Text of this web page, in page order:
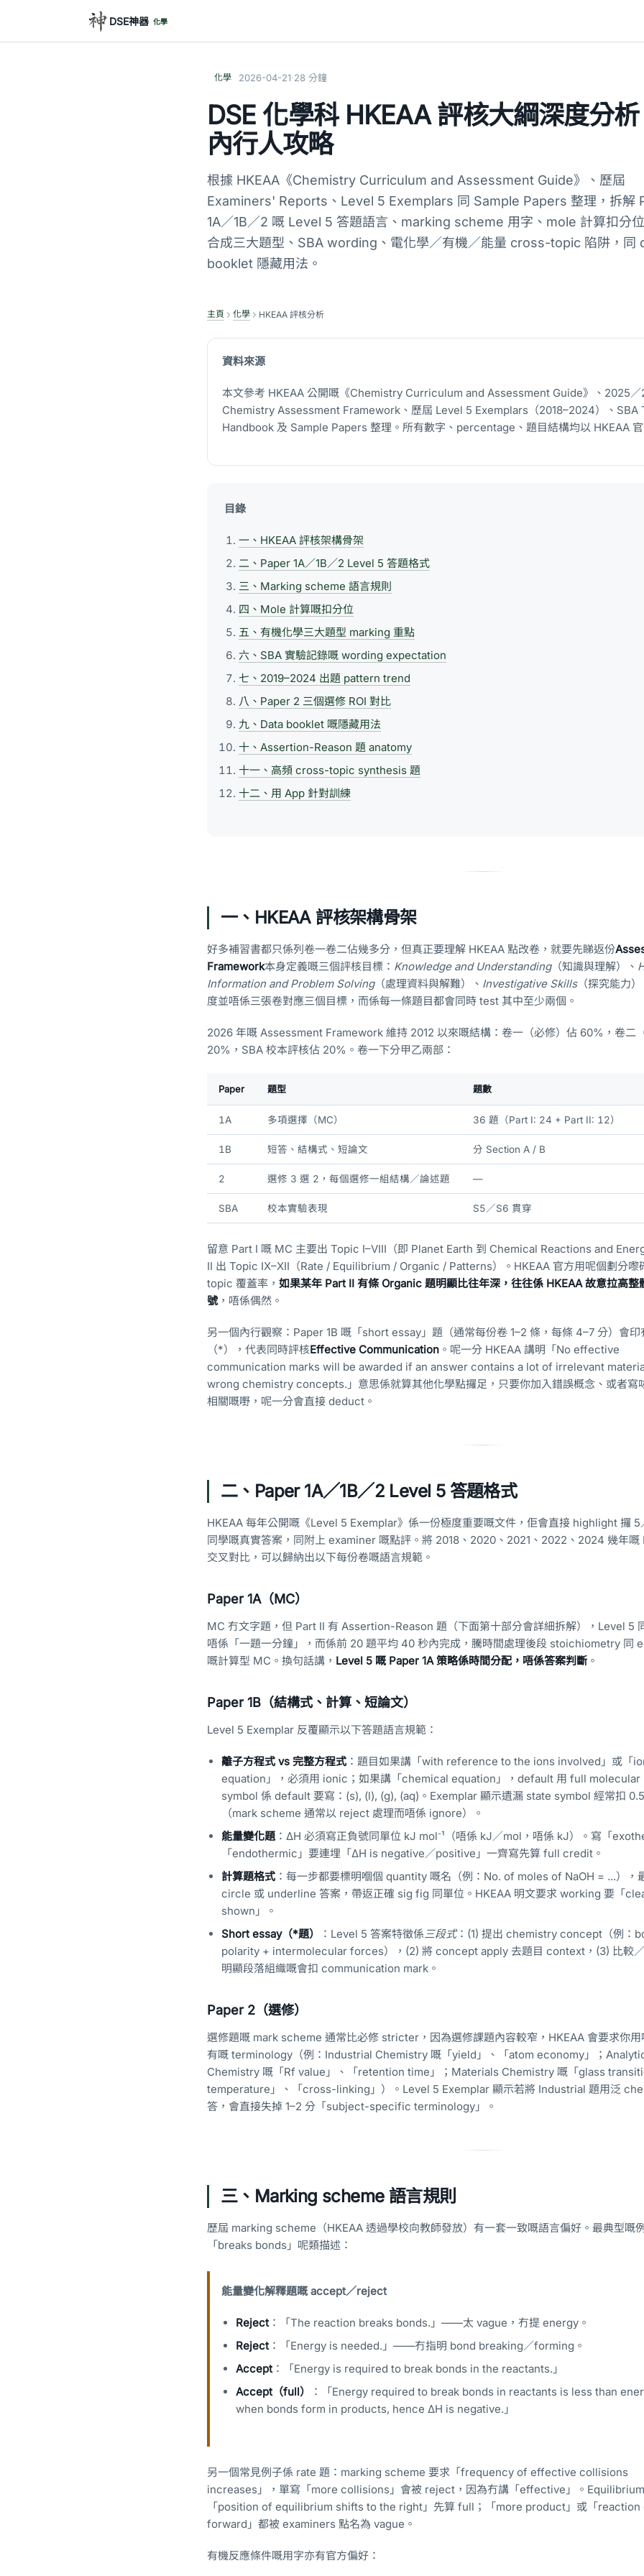
DSE神器 化學
化學 2026-04-21·28 分鐘
DSE 化學科 HKEAA 評核大綱深度分
內行人攻略
根據 HKEAA《Chemistry Curriculum and Assessment Guide》、歷屆
Examiners' Reports、Level 5 Exemplars 同 Sample Papers 整理，拆解
1A／1B／2 嘅 Level 5 答題語言、marking scheme 用字、mole 計算扣分
合成三大題型、SBA wording、電化學／有機／能量 cross-topic 陷阱，同
booklet 隱藏用法。
主頁 化學 HKEAA 評核分析
資料來源
本文參考 HKEAA 公開嘅《Chemistry Curriculum and Assessment Guide》、2025／
Chemistry Assessment Framework、歷屆 Level 5 Exemplars（2018–2024）、SBA
Handbook 及 Sample Papers 整理。所有數字、percentage、題目結構均以 HKEAA 官
目錄
一、HKEAA 評核架構骨架
二、Paper 1A／1B／2 Level 5 答題格式
三、Marking scheme 語言規則
四、Mole 計算嘅扣分位
五、有機化學三大題型 marking 重點
六、SBA 實驗記錄嘅 wording expectation
七、2019–2024 出題 pattern trend
八、Paper 2 三個選修 ROI 對比
九、Data booklet 嘅隱藏用法
十、Assertion-Reason 題 anatomy
十一、高頻 cross-topic synthesis 題
十二、用 App 針對訓練
一、HKEAA 評核架構骨架
好多補習書都只係列卷一卷二佔幾多分，但真正要理解 HKEAA 點改卷，就要先睇返份
Framework本身定義嘅三個評核目標： Knowledge and Understanding（知識與理解）、
Information and Problem Solving（處理資料與解難）、 Investigative Skills（探究能力
度並唔係三張卷對應三個目標，而係每一條題目都會同時 test 其中至少兩個。
2026 年嘅 Assessment Framework 維持 2012 以來嘅結構：卷一（必修）佔 60%，卷二
20%，SBA 校本評核佔 20%。卷一下分甲乙兩部：
Paper 題型 題數
1A 多項選擇（MC） 36 題（Part I: 24 + Part II: 12）
1B 短答、結構式、短論文 分 Section A / B
2 選修 3 選 2，每個選修一組結構／論述題 —
SBA 校本實驗表現 S5／S6 貫穿
留意 Part I 嘅 MC 主要出 Topic I–VIII（即 Planet Earth 到 Chemical Reactions and
II 出 Topic IX–XII（Rate / Equilibrium / Organic / Patterns）。HKEAA 官方用呢個劃分嚟
topic 覆蓋率， 如果某年 Part II 有條 Organic 題明顯比往年深，往往係 HKEAA 故意拉高整
號，唔係偶然。
另一個內行觀察：Paper 1B 嘅「short essay」題（通常每份卷 1–2 條，每條 4–7 分）會印
（*），代表同時評核Effective Communication 。呢一分 HKEAA 講明「No effective
communication marks will be awarded if an answer contains a lot of irrelevant
wrong chemistry concepts.」意思係就算其他化學點攞足，只要你加入錯誤概念、或者寫
相關嘅嘢，呢一分會直接 deduct。
二、Paper 1A／1B／2 Level 5 答題格式
HKEAA 每年公開嘅《Level 5 Exemplar》係一份極度重要嘅文件，佢會直接 highlight 攞
同學嘅真實答案，同附上 examiner 嘅點評。將 2018、2020、2021、2022、2024 幾年嘅
交叉對比，可以歸納出以下每份卷嘅語言規範。
Paper 1A（MC）
MC 冇文字題，但 Part II 有 Assertion-Reason 題（下面第十部分會詳細拆解），Level 5
唔係「一題一分鐘」，而係前 20 題平均 40 秒內完成，騰時間處理後段 stoichiometry 同
嘅計算型 MC。換句話講， Level 5 嘅 Paper 1A 策略係時間分配，唔係答案判斷 。
Paper 1B（結構式、計算、短論文）
Level 5 Exemplar 反覆顯示以下答題語言規範：
離子方程式 vs 完整方程式 ：題目如果講「with reference to the ions involved」或「
equation」，必須用 ionic；如果講「chemical equation」，default 用 full molecular
symbol 係 default 要寫：(s), (l), (g), (aq)。Exemplar 顯示遺漏 state symbol 經常扣
（mark scheme 通常以 reject 處理而唔係 ignore）。
能量變化題 ：ΔH 必須寫正負號同單位 kJ mol⁻¹（唔係 kJ／mol，唔係 kJ）。寫「
「endothermic」要連埋「ΔH is negative／positive」一齊寫先算 full credit。
計算題格式 ：每一步都要標明嗰個 quantity 嘅名（例：No. of moles of NaOH = ...），
circle 或 underline 答案，帶返正確 sig fig 同單位。HKEAA 明文要求 working 要「
shown」。
Short essay（*題）
：Level 5 答案特徵係三段式：(1) 提出 chemistry concept（例：
polarity + intermolecular forces），(2) 將 concept apply 去題目 context，(3) 比較
明顯段落組織嘅會扣 communication mark。
Paper 2（選修）
選修題嘅 mark scheme 通常比必修 stricter，因為選修課題內容較窄，HKEAA 會要求你用
有嘅 terminology（例：Industrial Chemistry 嘅「yield」、「atom economy」；
Chemistry 嘅「Rf value」、「retention time」；Materials Chemistry 嘅「glass
temperature」、「cross-linking」）。Level 5 Exemplar 顯示若將 Industrial 題用泛
答，會直接失掉 1–2 分「subject-specific terminology」。
三、Marking scheme 語言規則
歷屆 marking scheme（HKEAA 透過學校向教師發放）有一套一致嘅語言偏好。最典型嘅
「breaks bonds」呢類描述：
能量變化解釋題嘅 accept／reject
Reject：「The reaction breaks bonds.」——太 vague，冇提 energy。
Reject：「Energy is needed.」——冇指明 bond breaking／forming。
Accept：「Energy is required to break bonds in the reactants.」
Accept（full）
：「Energy required to break bonds in reactants is less than
when bonds form in products, hence ΔH is negative.」
另一個常見例子係 rate 題：marking scheme 要求「frequency of effective collisions
increases」，單寫「more collisions」會被 reject，因為冇講「effective」。Equilibrium
「position of equilibrium shifts to the right」先算 full；「more product」或「reaction
forward」都被 examiners 點名為 vague。
有機反應條件嘅用字亦有官方偏好：